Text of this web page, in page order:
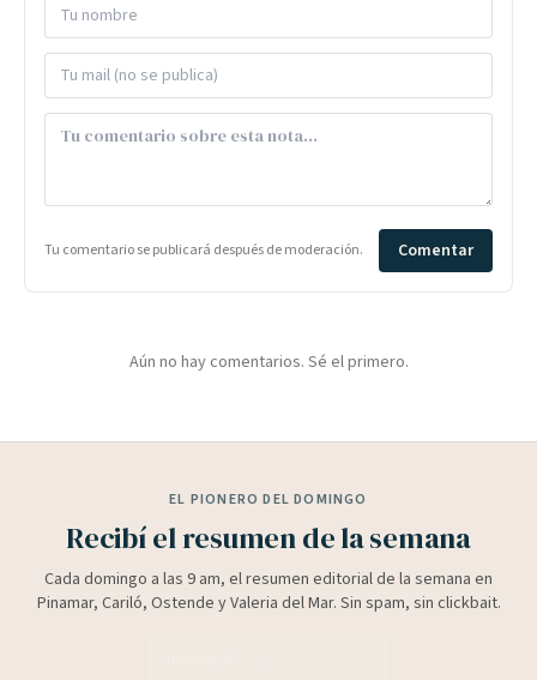
Tu comentario se publicará después de moderación. Comentar
Aún no hay comentarios. Sé el primero.
EL PIONERO DEL DOMINGO
Recibí el resumen de la semana
Cada domingo a las 9 am, el resumen editorial de la semana en
Pinamar, Cariló, Ostende y Valeria del Mar. Sin spam, sin clickbait.